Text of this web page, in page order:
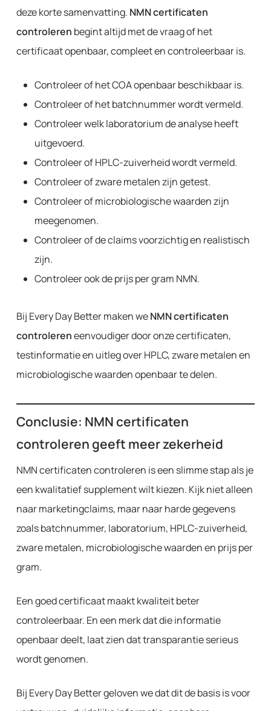
deze korte samenvatting. NMN certificaten
controleren begint altijd met de vraag of het
certificaat openbaar, compleet en controleerbaar is.
Controleer of het COA openbaar beschikbaar is.
Controleer of het batchnummer wordt vermeld.
Controleer welk laboratorium de analyse heeft
uitgevoerd.
Controleer of HPLC-zuiverheid wordt vermeld.
Controleer of zware metalen zijn getest.
Controleer of microbiologische waarden zijn
meegenomen.
Controleer of de claims voorzichtig en realistisch
zijn.
Controleer ook de prijs per gram NMN.
Bij Every Day Better maken weNMN certificaten
controlereneenvoudiger door onze certificaten,
testinformatie en uitleg over HPLC, zware metalen en
microbiologische waarden openbaar te delen.
Conclusie: NMN certificaten
controleren geeft meer zekerheid
NMN certificaten controleren is een slimme stap als je
een kwalitatief supplement wilt kiezen. Kijk niet alleen
naar marketingclaims, maar naar harde gegevens
zoals batchnummer, laboratorium, HPLC-zuiverheid,
zware metalen, microbiologische waarden en prijs per
gram.
Een goed certificaat maakt kwaliteit beter
controleerbaar. En een merk dat die informatie
openbaar deelt, laat zien dat transparantie serieus
wordt genomen.
Bij Every Day Better geloven we dat dit de basis is voor